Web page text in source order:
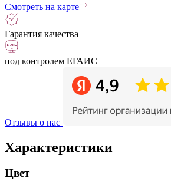
Смотреть на карте
Гарантия качества
под контролем ЕГАИС
Отзывы о нас
Характеристики
Цвет